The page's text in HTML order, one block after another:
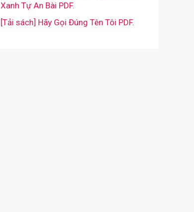
Xanh Tự An Bài PDF.
[Tải sách] Hãy Gọi Đúng Tên Tôi PDF.